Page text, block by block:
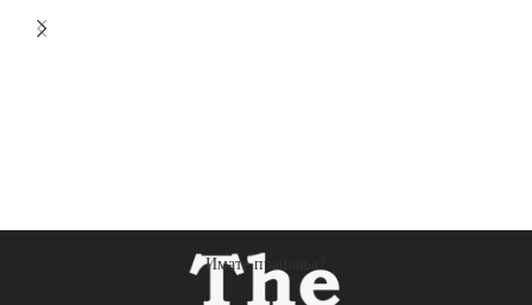
Имате прашања?